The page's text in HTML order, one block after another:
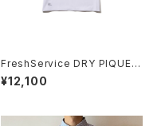
FreshService DRY PIQUE J
ERSEY CREW NECK TEE
¥12,100